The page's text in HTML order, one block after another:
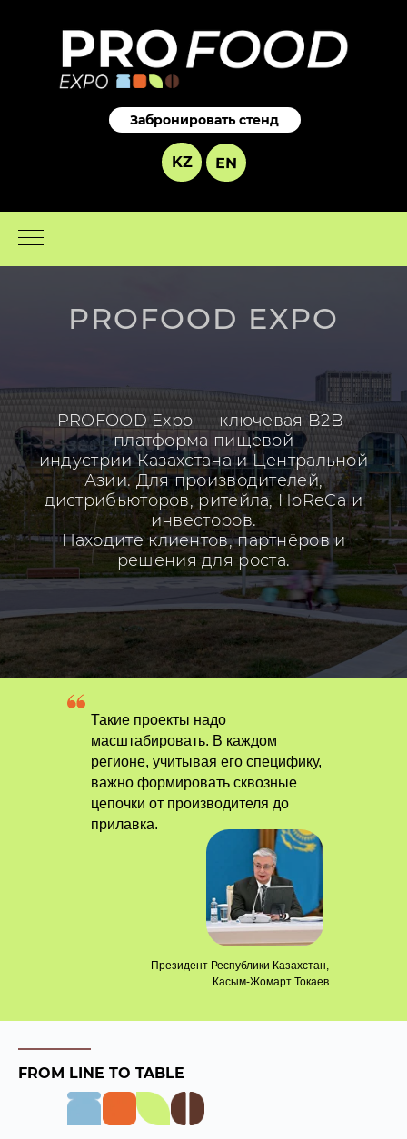
Забронировать стенд
KZ EN
PROFOOD EXPO
PROFOOD Expo — ключевая B2B-
платформа пищевой
индустрии Казахстана и Центральной
Азии. Для производителей,
дистрибьюторов, ритейла, HoReCa и
инвесторов.
Находите клиентов, партнёров и
решения для роста.
Такие проекты надо
масштабировать. В каждом
регионе, учитывая его специфику,
важно формировать сквозные
цепочки от производителя до
прилавка.
Президент Республики Казахстан,
Касым-Жомарт Токаев
FROM LINE TO TABLE